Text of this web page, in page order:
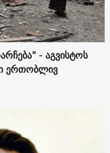
- აგვისტოს
ერთობლივ